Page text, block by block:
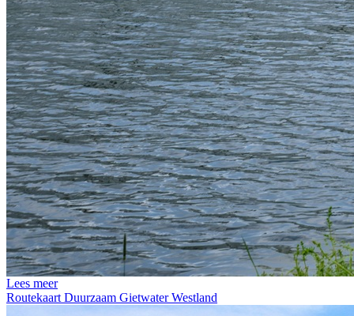
Lees meer
Routekaart Duurzaam Gietwater Westland